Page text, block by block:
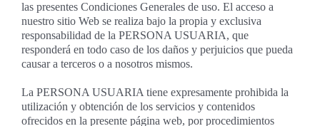
las presentes Condiciones Generales de uso. El acceso a
nuestro sitio Web se realiza bajo la propia y exclusiva
responsabilidad de la PERSONA USUARIA, que
responderá en todo caso de los daños y perjuicios que pueda
causar a terceros o a nosotros mismos.
La PERSONA USUARIA tiene expresamente prohibida la
utilización y obtención de los servicios y contenidos
ofrecidos en la presente página web, por procedimientos